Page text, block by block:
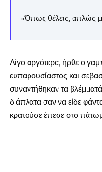
«Όπως θέλεις, απλώς
Λίγο αργότερα, ήρθε ο
ευπαρουσίαστος και
συναντήθηκαν τα
διάπλατα σαν να είδε
κρατούσε έπεσε στο